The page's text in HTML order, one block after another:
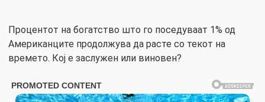
Процентот на богатство што го поседуваат 1% од
Американците продолжува да расте со текот на
времето. Кој е заслужен или виновен?